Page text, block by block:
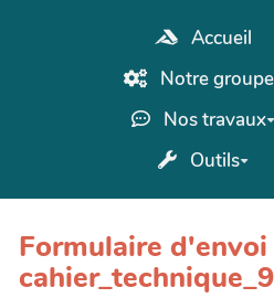
Aller au contenu principal
Accueil
Notre groupe
Nos travaux
Outils
Formulaire